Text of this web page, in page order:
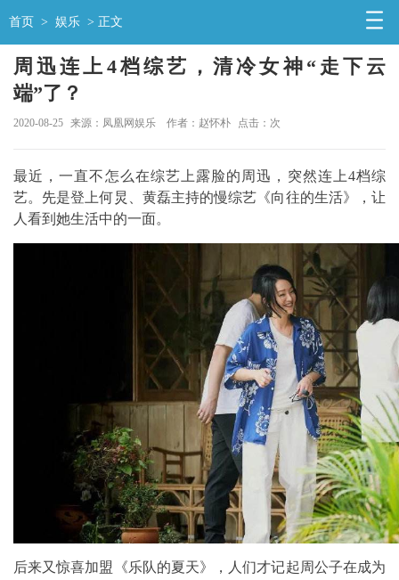
首页 > 娱乐 > 正文
周迅连上4档综艺，清冷女神“走下云
端”了？
2020-08-25 来源：凤凰网娱乐 作者：赵怀朴 点击： 次
最近，一直不怎么在综艺上露脸的周迅，突然连上4档综
艺。先是登上何炅、黄磊主持的慢综艺《向往的生活》，让
人看到她生活中的一面。
后来又惊喜加盟《乐队的夏天》，人们才记起周公子在成为